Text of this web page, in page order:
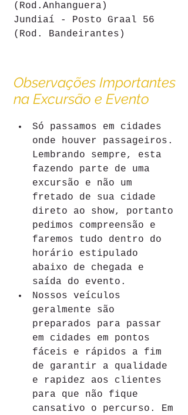
(Rod.Anhanguera)
Jundiaí - Posto Graal 56
(Rod. Bandeirantes)
Observações Importantes
na Excursão e Evento
Só passamos em cidades
onde houver passageiros.
Lembrando sempre, esta
fazendo parte de uma
excursão e não um
fretado de sua cidade
direto ao show, portanto
pedimos compreensão e
faremos tudo dentro do
horário estipulado
abaixo de chegada e
saída do evento.
Nossos veículos
geralmente são
preparados para passar
em cidades em pontos
fáceis e rápidos a fim
de garantir a qualidade
e rapidez aos clientes
para que não fique
cansativo o percurso. Em